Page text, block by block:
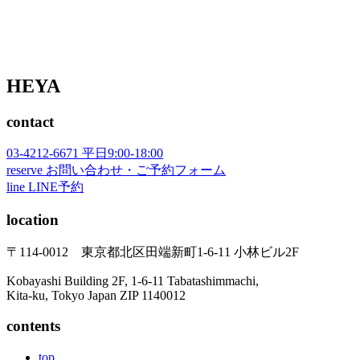
HEYA
contact
03-4212-6671 平日9:00-18:00
reserve お問い合わせ・ご予約フォーム
line LINE予約
location
〒114-0012 東京都北区田端新町1-6-11 小林ビル2F
Kobayashi Building 2F, 1-6-11 Tabatashimmachi,
Kita-ku, Tokyo Japan ZIP 1140012
contents